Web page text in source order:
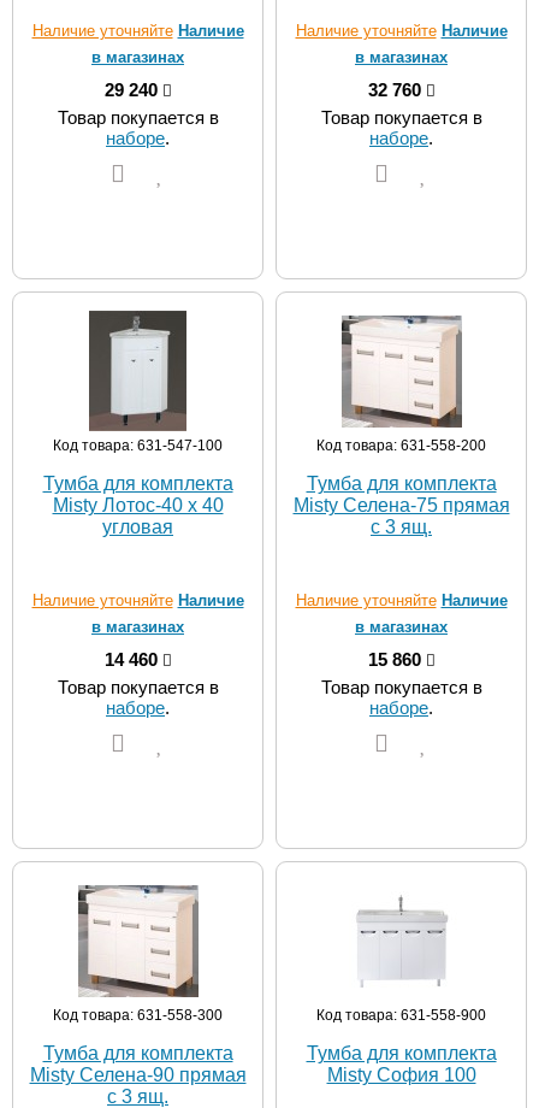
Наличие уточняйте Наличие
в магазинах
29 240
Товар покупается в
наборе.
Наличие уточняйте Наличие
в магазинах
32 760
Товар покупается в
наборе.
Код товара: 631-547-100
Тумба для комплекта
Misty Лотос-40 х 40
угловая
Наличие уточняйте Наличие
в магазинах
14 460
Товар покупается в
наборе.
Код товара: 631-558-200
Тумба для комплекта
Misty Селена-75 прямая
с 3 ящ.
Наличие уточняйте Наличие
в магазинах
15 860
Товар покупается в
наборе.
Код товара: 631-558-300
Тумба для комплекта
Misty Селена-90 прямая
с 3 ящ.
Код товара: 631-558-900
Тумба для комплекта
Misty София 100